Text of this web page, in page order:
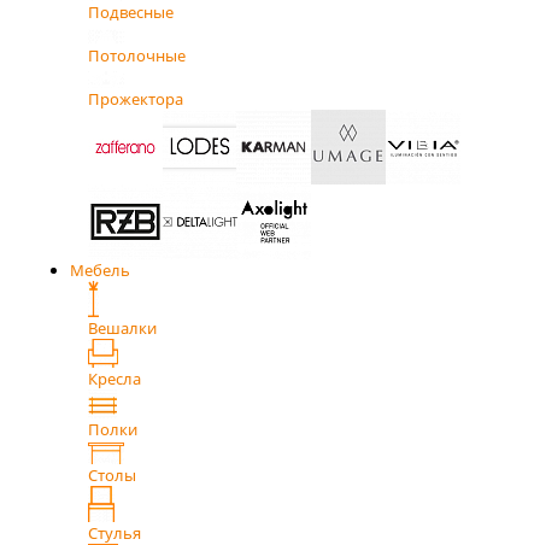
Подвесные
Потолочные
Прожектора
Мебель
Вешалки
Кресла
Полки
Столы
Стулья